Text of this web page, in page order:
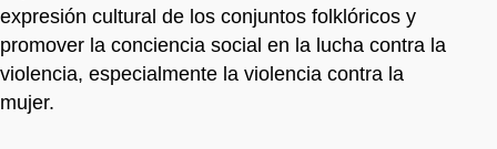
expresión cultural de los conjuntos folklóricos y
promover la conciencia social en la lucha contra la
violencia, especialmente la violencia contra la
mujer.